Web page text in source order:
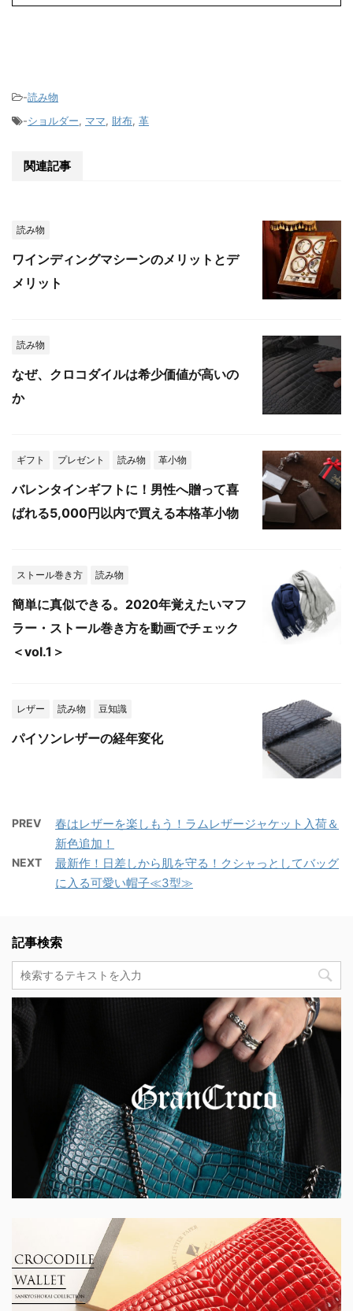
-読み物
-ショルダー, ママ, 財布, 革
関連記事
読み物
ワインディングマシーンのメリットとデ
メリット
読み物
なぜ、クロコダイルは希少価値が高いの
か
ギフト プレゼント 読み物 革小物
バレンタインギフトに！男性へ贈って喜
ばれる5,000円以内で買える本格革小物
ストール巻き方 読み物
簡単に真似できる。2020年覚えたいマフ
ラー・ストール巻き方を動画でチェック
＜vol.1＞
レザー 読み物 豆知識
パイソンレザーの経年変化
PREV
春はレザーを楽しもう！ラムレザージャケット入荷＆
新色追加！
NEXT
最新作！日差しから肌を守る！クシャっとしてバッグ
に入る可愛い帽子≪3型≫
記事検索